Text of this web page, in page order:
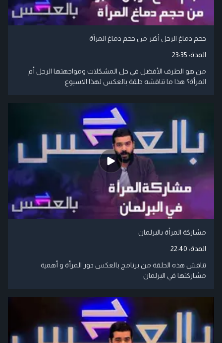
حجم دماغ الرجل أكبر من حجم دماغ المرأة
المدة: 23:35
من هو الطرف الأفضل في حل المشكلات ومواجهتها الرجل أم
المرأة؟ هذا ما تناقشه حلقة بالعكس لهذا الاسبوع
مشاركة المرأة بالبرلمان
المدة: 22:40
تناقش هذه الحلقة من برنامج بالعكس دور المرأة و أهمية
مشاركتها في البرلمان